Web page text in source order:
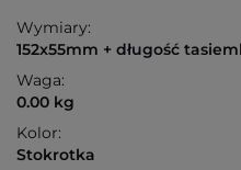
Wymiary:
152x55mm + długość
Waga:
0.00 kg
Kolor:
Stokrotka